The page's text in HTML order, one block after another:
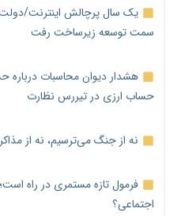
یک سال پرچالش اینترنت/
سمت توسعه زیرساخت رفت
حساب ارزی در تیررس نظارت
نه از جنگ می‌ترسیم، نه از
فرمول تازه مستمری در راه
اجتماعی؟